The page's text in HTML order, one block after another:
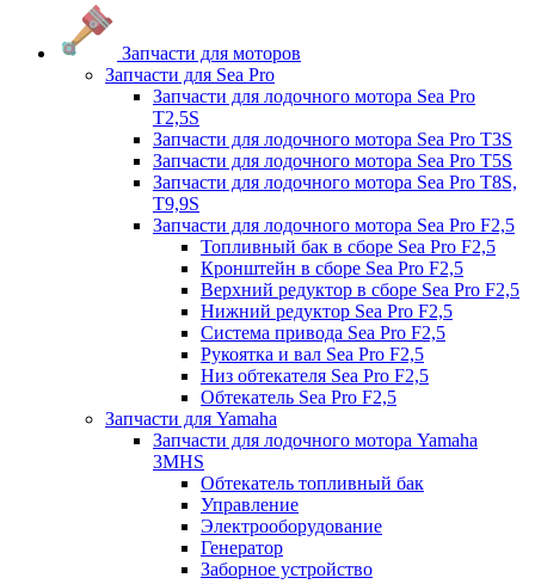
Запчасти для моторов
Запчасти для Sea Pro
Запчасти для лодочного мотора Sea Pro
Т2,5S
Запчасти для лодочного мотора Sea Pro Т3S
Запчасти для лодочного мотора Sea Pro Т5S
Запчасти для лодочного мотора Sea Pro Т8S,
T9,9S
Запчасти для лодочного мотора Sea Pro F2,5
Топливный бак в сборе Sea Pro F2,5
Кронштейн в сборе Sea Pro F2,5
Верхний редуктор в сборе Sea Pro F2,5
Нижний редуктор Sea Pro F2,5
Система привода Sea Pro F2,5
Рукоятка и вал Sea Pro F2,5
Низ обтекателя Sea Pro F2,5
Обтекатель Sea Pro F2,5
Запчасти для Yamaha
Запчасти для лодочного мотора Yamaha
3MHS
Обтекатель топливный бак
Управление
Электрооборудование
Генератор
Заборное устройство